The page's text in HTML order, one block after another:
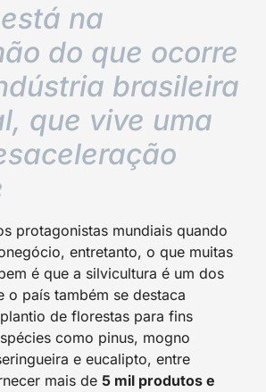
na
do que ocorre
brasileira
que vive uma
protagonistas mundiais quando
entretanto, o que muitas
é que a silvicultura é um dos
o país também se destaca
de florestas para fins
como pinus, mogno
e eucalipto, entre
mais de 5 mil produtos e